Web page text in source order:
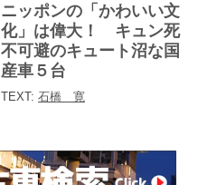
ニッポンの「かわいい文
化」は偉大！ キュン死
不可避のキュート沼な国
産車５台
TEXT: 石橋 寛